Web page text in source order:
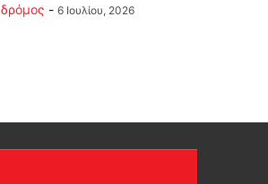
δρόμος - 6 Ιουλίου, 2026